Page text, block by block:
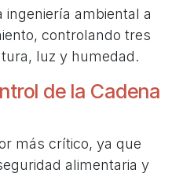
ingeniería ambiental a
controlando tres
luz y humedad.
de la Cadena
más crítico, ya que
alimentaria y